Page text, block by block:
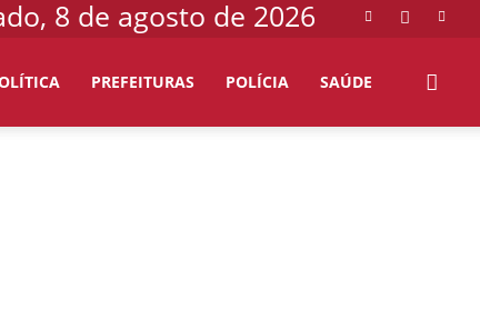
8 de agosto de 2026
PREFEITURAS POLÍCIA SAÚDE